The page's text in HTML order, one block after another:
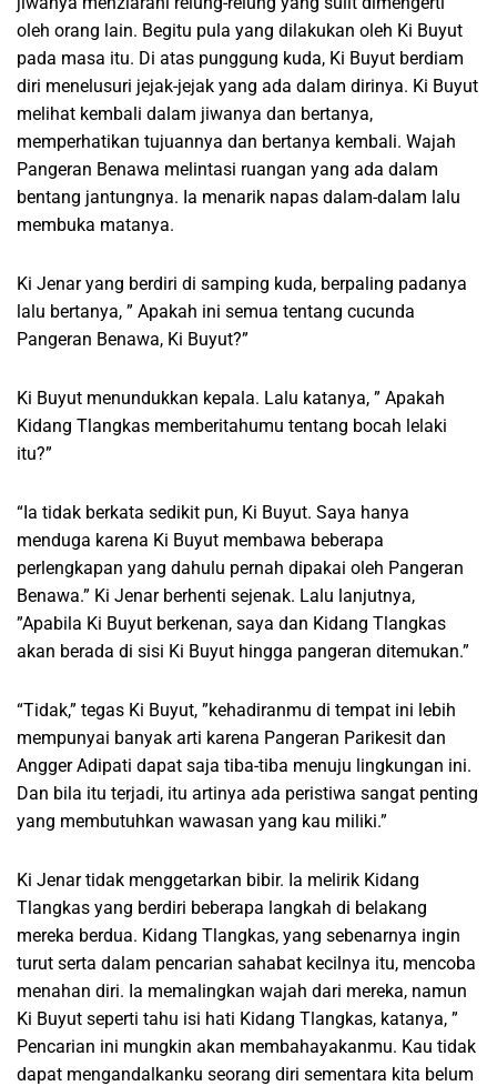
oleh orang lain. Begitu pula yang dilakukan oleh Ki Buyut
pada masa itu. Di atas punggung kuda, Ki Buyut berdiam
diri menelusuri jejak-jejak yang ada dalam dirinya. Ki Buyut
melihat kembali dalam jiwanya dan bertanya,
memperhatikan tujuannya dan bertanya kembali. Wajah
Pangeran Benawa melintasi ruangan yang ada dalam
bentang jantungnya. Ia menarik napas dalam-dalam lalu
membuka matanya.
Ki Jenar yang berdiri di samping kuda, berpaling padanya
lalu bertanya, ” Apakah ini semua tentang cucunda
Pangeran Benawa, Ki Buyut?”
Ki Buyut menundukkan kepala. Lalu katanya, ” Apakah
Kidang Tlangkas memberitahumu tentang bocah lelaki
itu?”
“Ia tidak berkata sedikit pun, Ki Buyut. Saya hanya
menduga karena Ki Buyut membawa beberapa
perlengkapan yang dahulu pernah dipakai oleh Pangeran
Benawa.” Ki Jenar berhenti sejenak. Lalu lanjutnya,
”Apabila Ki Buyut berkenan, saya dan Kidang Tlangkas
akan berada di sisi Ki Buyut hingga pangeran ditemukan.”
“Tidak,” tegas Ki Buyut, ”kehadiranmu di tempat ini lebih
mempunyai banyak arti karena Pangeran Parikesit dan
Angger Adipati dapat saja tiba-tiba menuju lingkungan ini.
Dan bila itu terjadi, itu artinya ada peristiwa sangat penting
yang membutuhkan wawasan yang kau miliki.”
Ki Jenar tidak menggetarkan bibir. Ia melirik Kidang
Tlangkas yang berdiri beberapa langkah di belakang
mereka berdua. Kidang Tlangkas, yang sebenarnya ingin
turut serta dalam pencarian sahabat kecilnya itu, mencoba
menahan diri. Ia memalingkan wajah dari mereka, namun
Ki Buyut seperti tahu isi hati Kidang Tlangkas, katanya, ”
Pencarian ini mungkin akan membahayakanmu. Kau tidak
dapat mengandalkanku seorang diri sementara kita belum